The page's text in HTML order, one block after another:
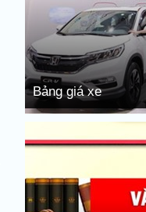
Bảng giá xe